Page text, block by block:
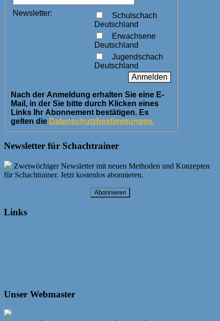
Newsletter:
Schulschach
Deutschland
Erwachsene
Deutschland
Jugendschach
Deutschland
Nach der Anmeldung erhalten Sie eine E-
Mail, in der Sie bitte durch Klicken eines
Links Ihr Abonnement bestätigen. Es
gelten die Datenschutzbestimmungen.
Newsletter für Schachtrainer
Zweiwöchiger Newsletter mit neuen Methoden und Konzepten
für Schachtrainer. Jetzt kostenlos abonnieren.
Abonnieren
Links
Unser Webmaster